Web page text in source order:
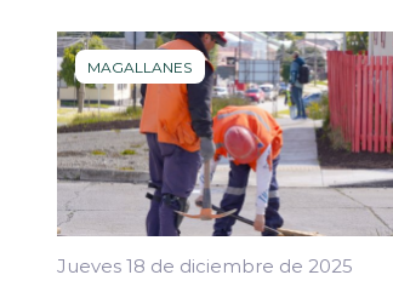
MAGALLANES
Jueves 18 de diciembre de 2025